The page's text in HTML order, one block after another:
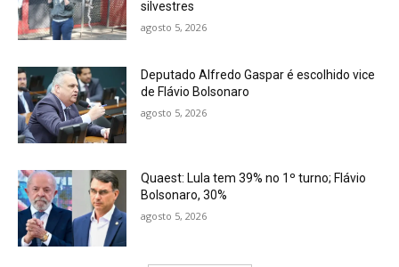
silvestres
agosto 5, 2026
Deputado Alfredo Gaspar é escolhido vice
de Flávio Bolsonaro
agosto 5, 2026
Quaest: Lula tem 39% no 1º turno; Flávio
Bolsonaro, 30%
agosto 5, 2026